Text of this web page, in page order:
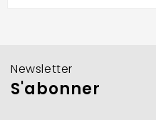
Newsletter
S'abonner